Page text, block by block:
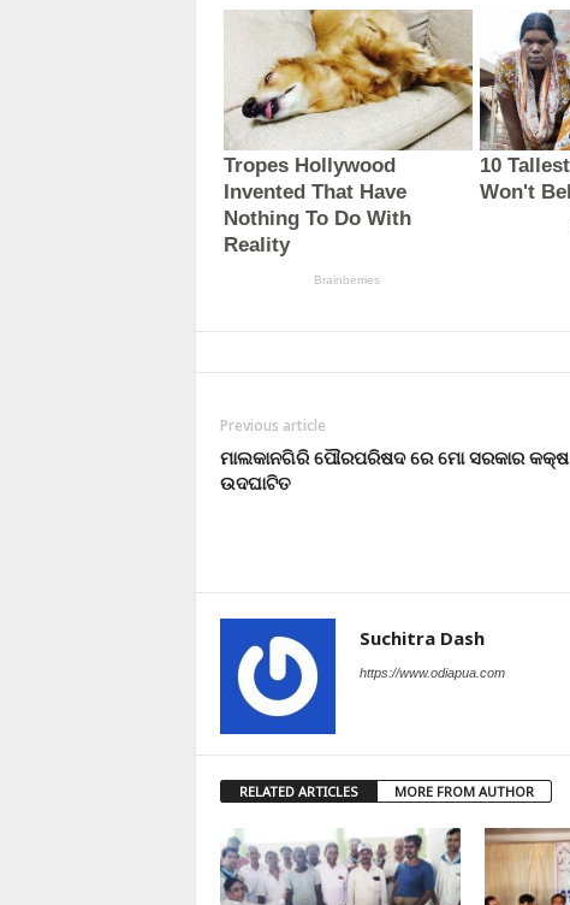
Previous article
ମାଲକାନଗିରି ପୌରପରିଷଦ ରେ ମୋ ସରକାର କକ୍ଷ
ଉଦଘାଟିତ
Suchitra Dash
https://www.odiapua.com
RELATED ARTICLES MORE FROM AUTHOR